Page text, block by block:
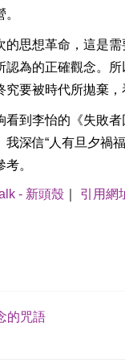
的思想革命，這是
認為的正確觀念。
要被時代所拋棄
看到李怡的《失敗
我深信“人有旦夕禍
。
- 新頭殼 引用網
的咒語